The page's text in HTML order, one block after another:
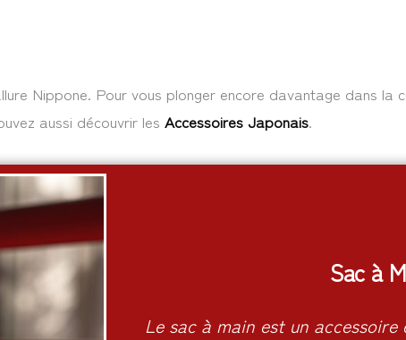
Nippone. Pour vous plonger encore davantage dans la
aussi découvrir les Accessoires Japonais.
Sac à
Le sac à main est un